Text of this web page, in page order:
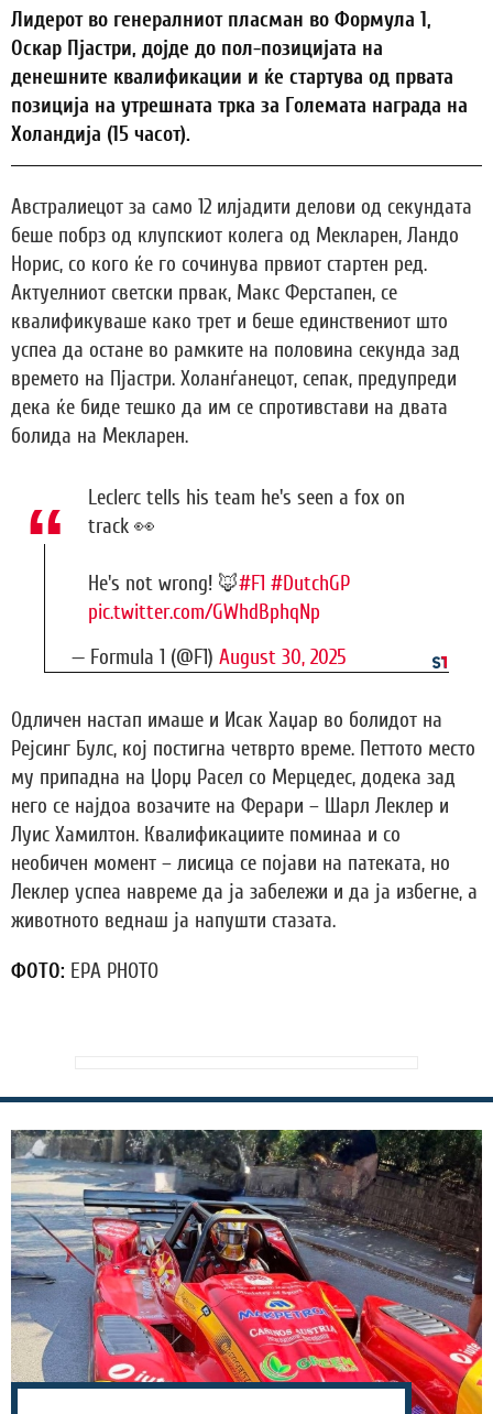
Лидерот во генералниот пласман во Формула 1,
Оскар Пјастри, дојде до пол-позицијата на
денешните квалификации и ќе стартува од првата
позиција на утрешната трка за Големата награда на
Холандија (15 часот).
Австралиецот за само 12 илјадити делови од секундата
беше побрз од клупскиот колега од Мекларен, Ландо
Норис, со кого ќе го сочинува првиот стартен ред.
Актуелниот светски првак, Макс Ферстапен, се
квалификуваше како трет и беше единствениот што
успеа да остане во рамките на половина секунда зад
времето на Пјастри. Холанѓанецот, сепак, предупреди
дека ќе биде тешко да им се спротивстави на двата
болида на Мекларен.
Leclerc tells his team he's seen a fox on
track 👀
He's not wrong! 🦊#F1 #DutchGP
pic.twitter.com/GWhdBphqNp
— Formula 1 (@F1) August 30, 2025
Одличен настап имаше и Исак Хаџар во болидот на
Рејсинг Булс, кој постигна четврто време. Петтото место
му припадна на Џорџ Расел со Мерцедес, додека зад
него се најдоа возачите на Ферари – Шарл Леклер и
Луис Хамилтон. Квалификациите поминаа и со
необичен момент – лисица се појави на патеката, но
Леклер успеа навреме да ја забележи и да ја избегне, а
животното веднаш ја напушти стaзата.
ФОТО: EPA PHOTO